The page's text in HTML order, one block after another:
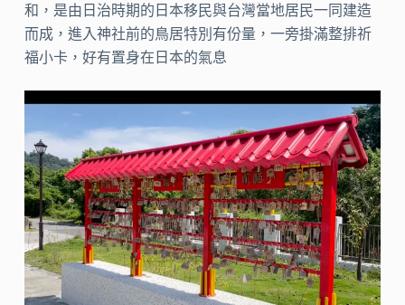
和，是由日治時期的日本移民與台灣當地居民一同建造
而成，進入神社前的鳥居特別有份量，一旁掛滿整排祈
福小卡，好有置身在日本的氣息